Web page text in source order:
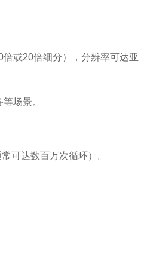
或20倍细分），分辨率可达亚
场景。
可达数百万次循环）。